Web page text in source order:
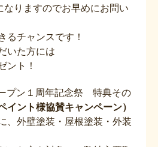
りますのでお早めにお問い
るチャンスです！
いた方には
ント！
プン１周年記念祭 特典その
イント様協賛キャンペーン）
、外壁塗装・屋根塗装・外装